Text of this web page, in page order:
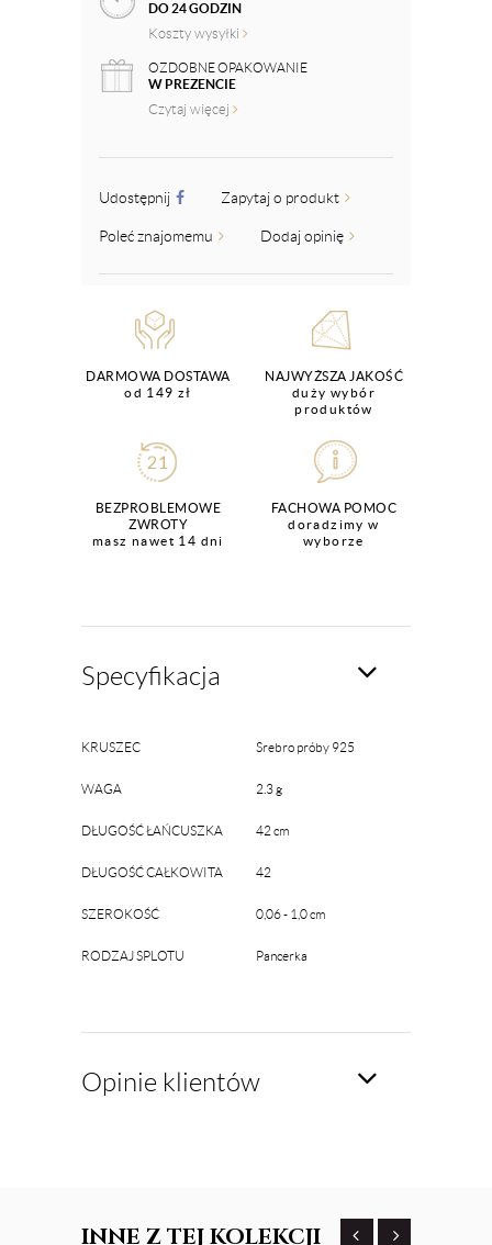
DO 24 GODZIN
Koszty wysyłki
OZDOBNE OPAKOWANIE
W PREZENCIE
Czytaj więcej
Udostępnij Zapytaj o produkt
Poleć znajomemu Dodaj opinię
DARMOWA DOSTAWA
od 149 zł
NAJWYŻSZA JAKOŚĆ
duży wybór
produktów
BEZPROBLEMOWE
ZWROTY
masz nawet 14 dni
FACHOWA POMOC
doradzimy w
wyborze
Specyfikacja
KRUSZEC Srebro próby 925
WAGA 2.3 g
DŁUGOŚĆ ŁAŃCUSZKA 42 cm
DŁUGOŚĆ CAŁKOWITA 42
SZEROKOŚĆ 0,06 - 1,0 cm
RODZAJ SPLOTU Pancerka
Opinie klientów
INNE Z TEJ KOLEKCJI